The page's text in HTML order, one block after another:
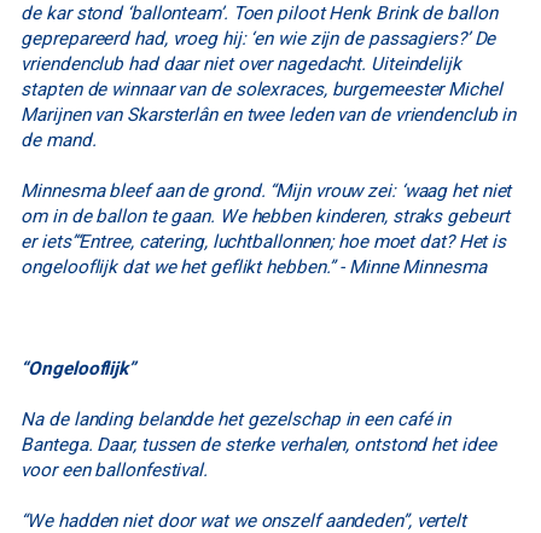
de kar stond ‘ballonteam’. Toen piloot Henk Brink de ballon
geprepareerd had, vroeg hij: ‘en wie zijn de passagiers?’ De
vriendenclub had daar niet over nagedacht. Uiteindelijk
stapten de winnaar van de solexraces, burgemeester Michel
Marijnen van Skarsterlân en twee leden van de vriendenclub in
de mand.
Minnesma bleef aan de grond. “Mijn vrouw zei: ‘waag het niet
om in de ballon te gaan. We hebben kinderen, straks gebeurt
er iets’“Entree, catering, luchtballonnen; hoe moet dat? Het is
ongelooflijk dat we het geflikt hebben.” - Minne Minnesma
“Ongelooflijk”
Na de landing belandde het gezelschap in een café in
Bantega. Daar, tussen de sterke verhalen, ontstond het idee
voor een ballonfestival.
“We hadden niet door wat we onszelf aandeden”, vertelt